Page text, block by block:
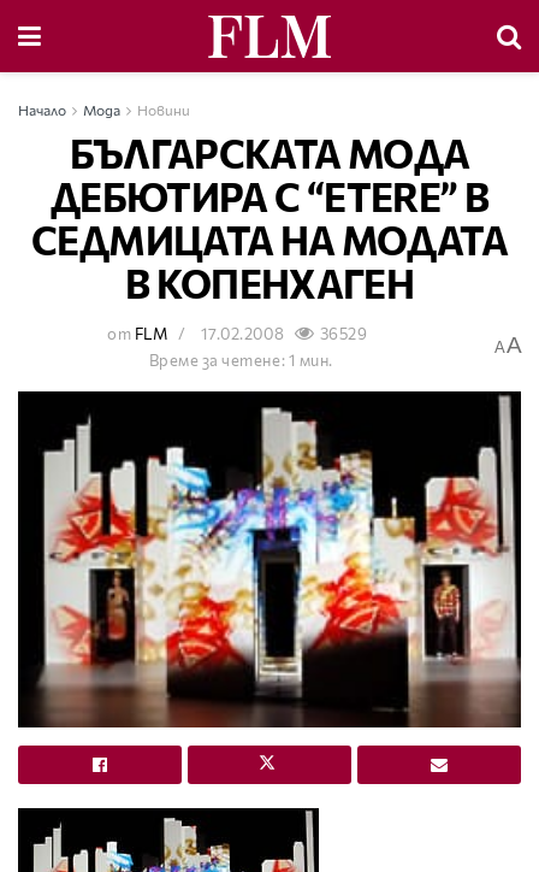
Начало Мода Новини
БЪЛГАРСКАТА МОДА
ДЕБЮТИРА С “ЕТЕRЕ” В
СЕДМИЦАТА НА МОДАТА
В КОПЕНХАГЕН
от FLM 17.02.2008
36529
Време за четене: 1 мин.
AA